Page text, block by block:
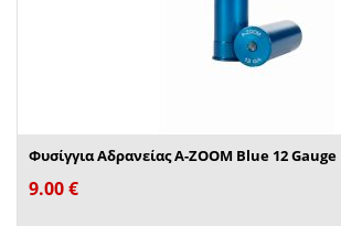
Φυσίγγια Αδρανείας A-ZOOM Blue 12 Gauge
9.00€